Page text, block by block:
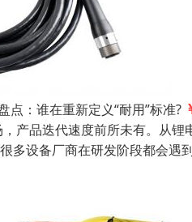
点：谁在重新定义“耐用”标准?
品迭代速度前所未有。从锂
设备厂商在研发阶段都会遇